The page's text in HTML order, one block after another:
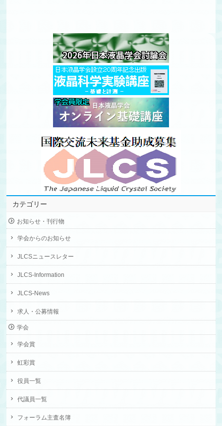
カテゴリー
お知らせ・刊行物
学会からのお知らせ
JLCSニュースレター
JLCS-Information
JLCS-News
求人・公募情報
学会
学会賞
虹彩賞
役員一覧
代議員一覧
フォーラム主査名簿